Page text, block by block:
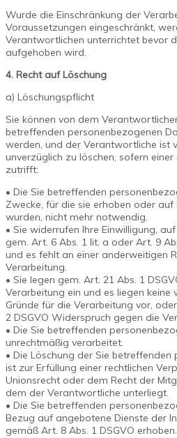
Wurde die Einschränkung der
Voraussetzungen eingeschränkt,
Verantwortlichen unterrichtet bevor
aufgehoben wird.
4. Recht auf Löschung
a) Löschungspflicht
Sie können von dem
betreffenden personenbezogenen
werden, und der Verantwortliche ist
unverzüglich zu löschen, sofern
zutrifft:
• Die Sie betreffenden
Zwecke, für die sie erhoben oder
wurden, nicht mehr notwendig.
• Sie widerrufen Ihre Einwilligung,
gem. Art. 6 Abs. 1 lit. a oder Art. 9
und es fehlt an einer anderweitigen
Verarbeitung.
• Sie legen gem. Art. 21 Abs. 1
Verarbeitung ein und es liegen keine
Gründe für die Verarbeitung vor,
2 DSGVO Widerspruch gegen die
• Die Sie betreffenden
unrechtmäßig verarbeitet.
• Die Löschung der Sie
ist zur Erfüllung einer rechtlichen
Unionsrecht oder dem Recht der
dem der Verantwortliche unterliegt.
• Die Sie betreffenden
Bezug auf angebotene Dienste der
gemäß Art. 8 Abs. 1 DSGVO erhoben.